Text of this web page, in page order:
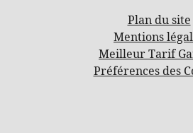
Plan du site
Mentions
Meilleur Tarif
Préférences des